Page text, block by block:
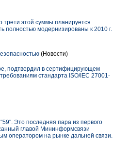
трети этой суммы планируется
полностью модернизированы к 2010 г.
(Новости)
подтвердил в сертифицирующем
стандарта ISO/IEC 27001-
Это последняя пара из первого
главой Мининформсвязи
оператором на рынке дальней связи.